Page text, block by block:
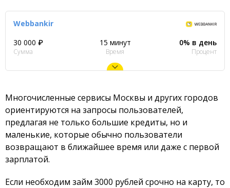
Webbankir
30 000 ₽
Сумма
15 минут
Время
0% в день
Процент
Многочисленные сервисы Москвы и других городов
ориентируются на запросы пользователей,
предлагая не только большие кредиты, но и
маленькие, которые обычно пользователи
возвращают в ближайшее время или даже с первой
зарплатой.
Если необходим займ 3000 рублей срочно на карту, то